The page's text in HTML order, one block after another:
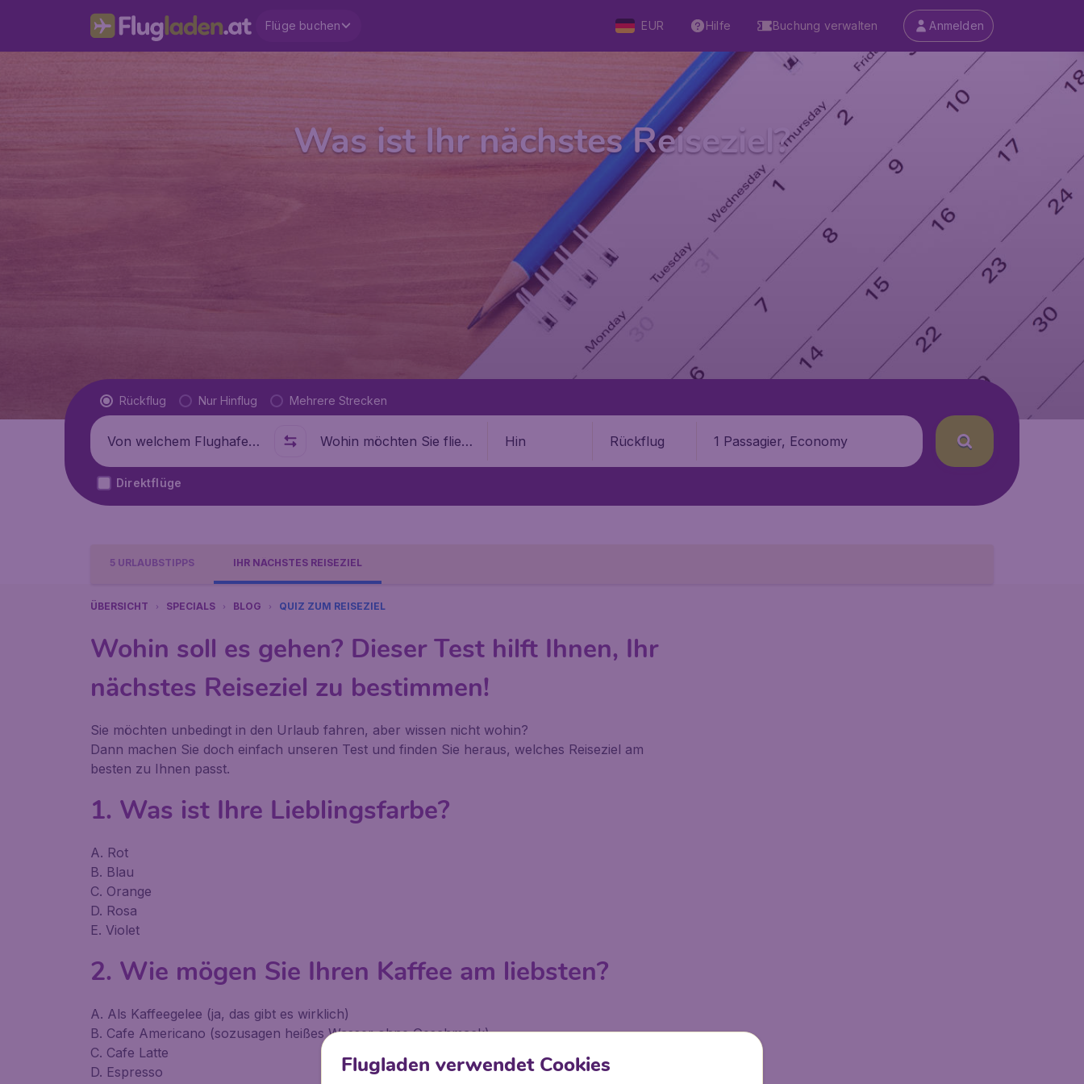
Flüge buchen EUR Hilfe Buchung verwalten Anmelden
Was ist Ihr nächstes Reiseziel?
Flugtyp
Rückflug Nur Hinflug Mehrere Strecken
Abflug von Wohin Hin Rückflug 1 Passagier, Economy
Direktflüge
5 URLAUBSTIPPS IHR NÄCHSTES REISEZIEL
ÜBERSICHT SPECIALS BLOG QUIZ ZUM REISEZIEL
Wohin soll es gehen? Dieser Test hilft Ihnen, Ihr
nächstes Reiseziel zu bestimmen!
Sie möchten unbedingt in den Urlaub fahren, aber wissen nicht wohin?
Dann machen Sie doch einfach unseren Test und finden Sie heraus, welches Reiseziel am
besten zu Ihnen passt.
1. Was ist Ihre Lieblingsfarbe?
A. Rot
B. Blau
C. Orange
D. Rosa
E. Violet
2. Wie mögen Sie Ihren Kaffee am liebsten?
A. Als Kaffeegelee (ja, das gibt es wirklich)
B. Cafe Americano (sozusagen heißes Wasser ohne Geschmack)
C. Cafe Latte
D. Espresso
Flugladen verwendet Cookies